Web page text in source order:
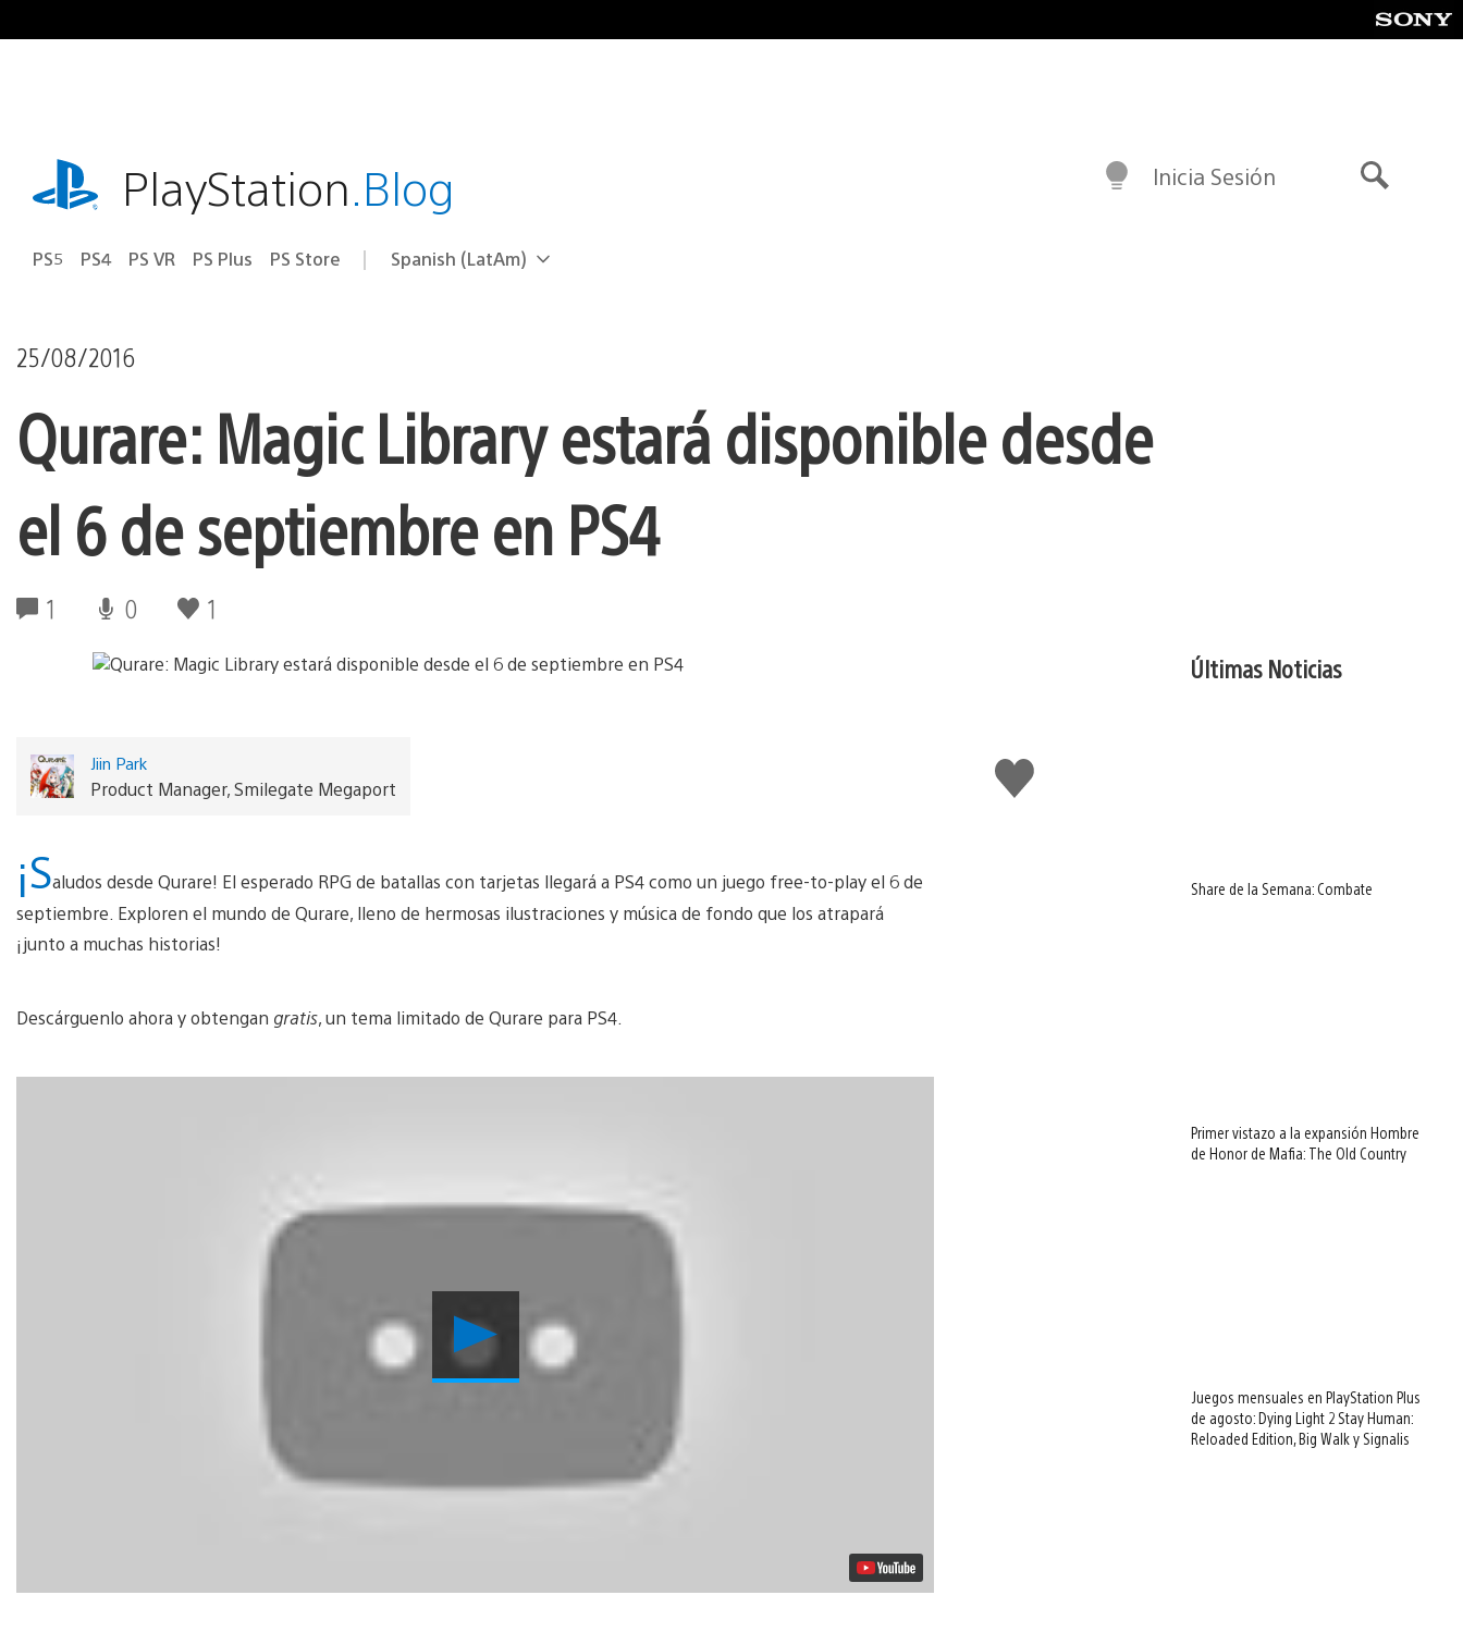
al
playstation.comPlayStation.Blog
PS5 PS4 PS VR PS Plus PS Store Elige
Región
Spanish (LatAm)
Inicia Sesión
25/08/2016
Qurare: Magic Library estará disponible desde
el 6 de septiembre en PS4
1 0 1
Me
gusta
Jiin Park
Product Manager, Smilegate Megaport
¡Saludos desde Qurare! El esperado RPG de batallas con tarjetas llegará a PS4 como un juego free-to-play el 6 de
septiembre. Exploren el mundo de Qurare, lleno de hermosas ilustraciones y música de fondo que los atrapará
¡junto a muchas historias!
Descárguenlo ahora y obtengan gratis, un tema limitado de Qurare para PS4.
Reproducir
Video
Últimas Noticias
Share de la Semana: Combate
Primer vistazo a la expansión Hombre
de Honor de Mafia: The Old Country
Juegos mensuales en PlayStation Plus
de agosto: Dying Light 2 Stay Human:
Reloaded Edition, Big Walk y Signalis